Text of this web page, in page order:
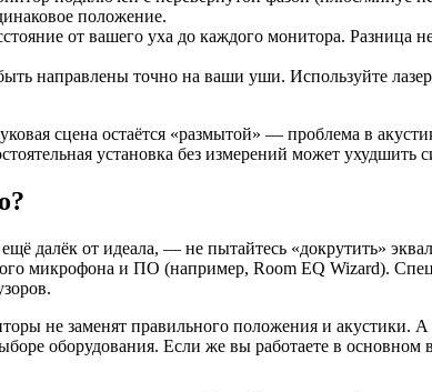
положение.
от вашего уха до каждого монитора.
направлены точно на ваши уши. Используйте
сцена остаётся «размытой» — проблема в
установка без измерений может ухудшить
далёк от идеала, — не пытайтесь «докрутить»
микрофона и ПО (например, Room EQ Wizard).
не заменят правильного положения и акустики.
оборудования. Если же вы работаете в основном